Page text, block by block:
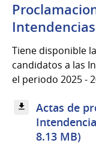
Tiene disponible
candidatos a las
el periodo 2025 -
Actas de
8.13 MB)